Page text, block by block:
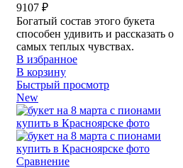
9107 ₽
Богатый состав этого букета
способен удивить и рассказать о
самых теплых чувствах.
В избранное
В корзину
Быстрый просмотр
New
Сравнение